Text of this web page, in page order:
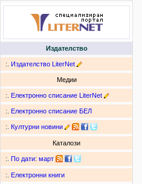
Издателство
:. Издателство LiterNet
Медии
:. Електронно списание LiterNet
:. Електронно списание БЕЛ
:. Културни новини
Каталози
:. По дати: март
:. Електронни книги